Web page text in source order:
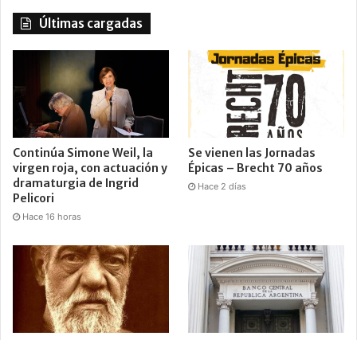
Últimas cargadas
Continúa Simone Weil, la
virgen roja, con actuación y
dramaturgia de Ingrid
Pelicori
Hace 16 horas
Se vienen las Jornadas
Épicas – Brecht 70 años
Hace 2 días